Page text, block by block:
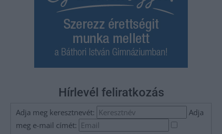
Hírlevél feliratkozás
Adja meg keresztnevét:
Adja
meg e-mail címét: